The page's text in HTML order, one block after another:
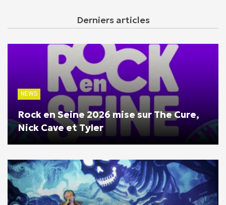
Derniers articles
NEWS
Rock en Seine 2026 mise sur The Cure,
Nick Cave et Tyler